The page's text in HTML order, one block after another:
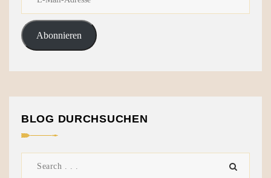
Abonnieren
BLOG DURCHSUCHEN